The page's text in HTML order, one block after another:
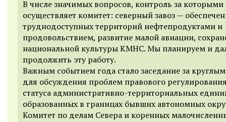
В числе значимых вопросов, контроль за которыми
осуществляет комитет: северный завоз —
труднодоступных территорий нефтепродуктами и
продовольствием, развитие малой авиации,
национальной культуры КМНС. Мы планируем и
продолжить эту работу.
Важным событием года стало заседание за
для обсуждения проблем правового
статуса административно-территориальных
образованных в границах бывших автономных
Комитет по делам Севера и коренных